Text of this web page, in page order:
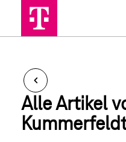
Alle Artikel